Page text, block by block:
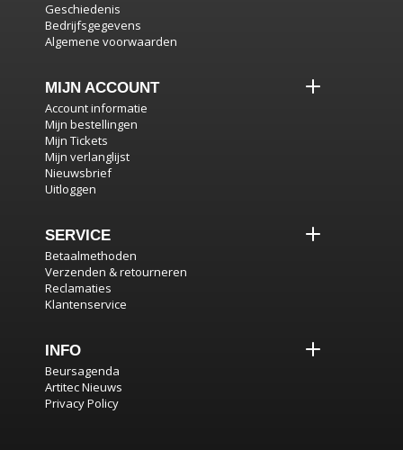
Geschiedenis
Bedrijfsgegevens
Algemene voorwaarden
MIJN ACCOUNT
Account informatie
Mijn bestellingen
Mijn Tickets
Mijn verlanglijst
Nieuwsbrief
Uitloggen
SERVICE
Betaalmethoden
Verzenden & retourneren
Reclamaties
Klantenservice
INFO
Beursagenda
Artitec Nieuws
Privacy Policy